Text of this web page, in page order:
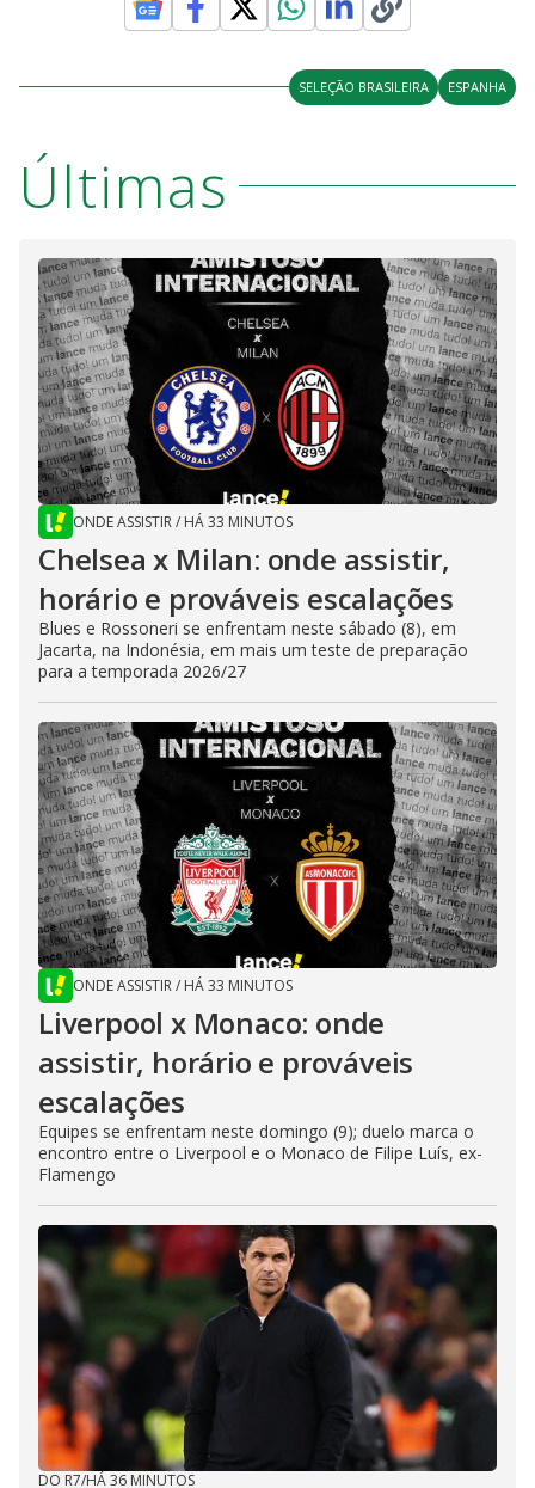
SELEÇÃO BRASILEIRA ESPANHA
Últimas
ONDE ASSISTIR/ HÁ 33 MINUTOS
Chelsea x Milan: onde assistir,
horário e prováveis escalações
Blues e Rossoneri se enfrentam neste sábado (8), em
Jacarta, na Indonésia, em mais um teste de preparação
para a temporada 2026/27
ONDE ASSISTIR/ HÁ 33 MINUTOS
Liverpool x Monaco: onde
assistir, horário e prováveis
escalações
Equipes se enfrentam neste domingo (9); duelo marca o
encontro entre o Liverpool e o Monaco de Filipe Luís, ex-
Flamengo
DO R7/HÁ 36 MINUTOS